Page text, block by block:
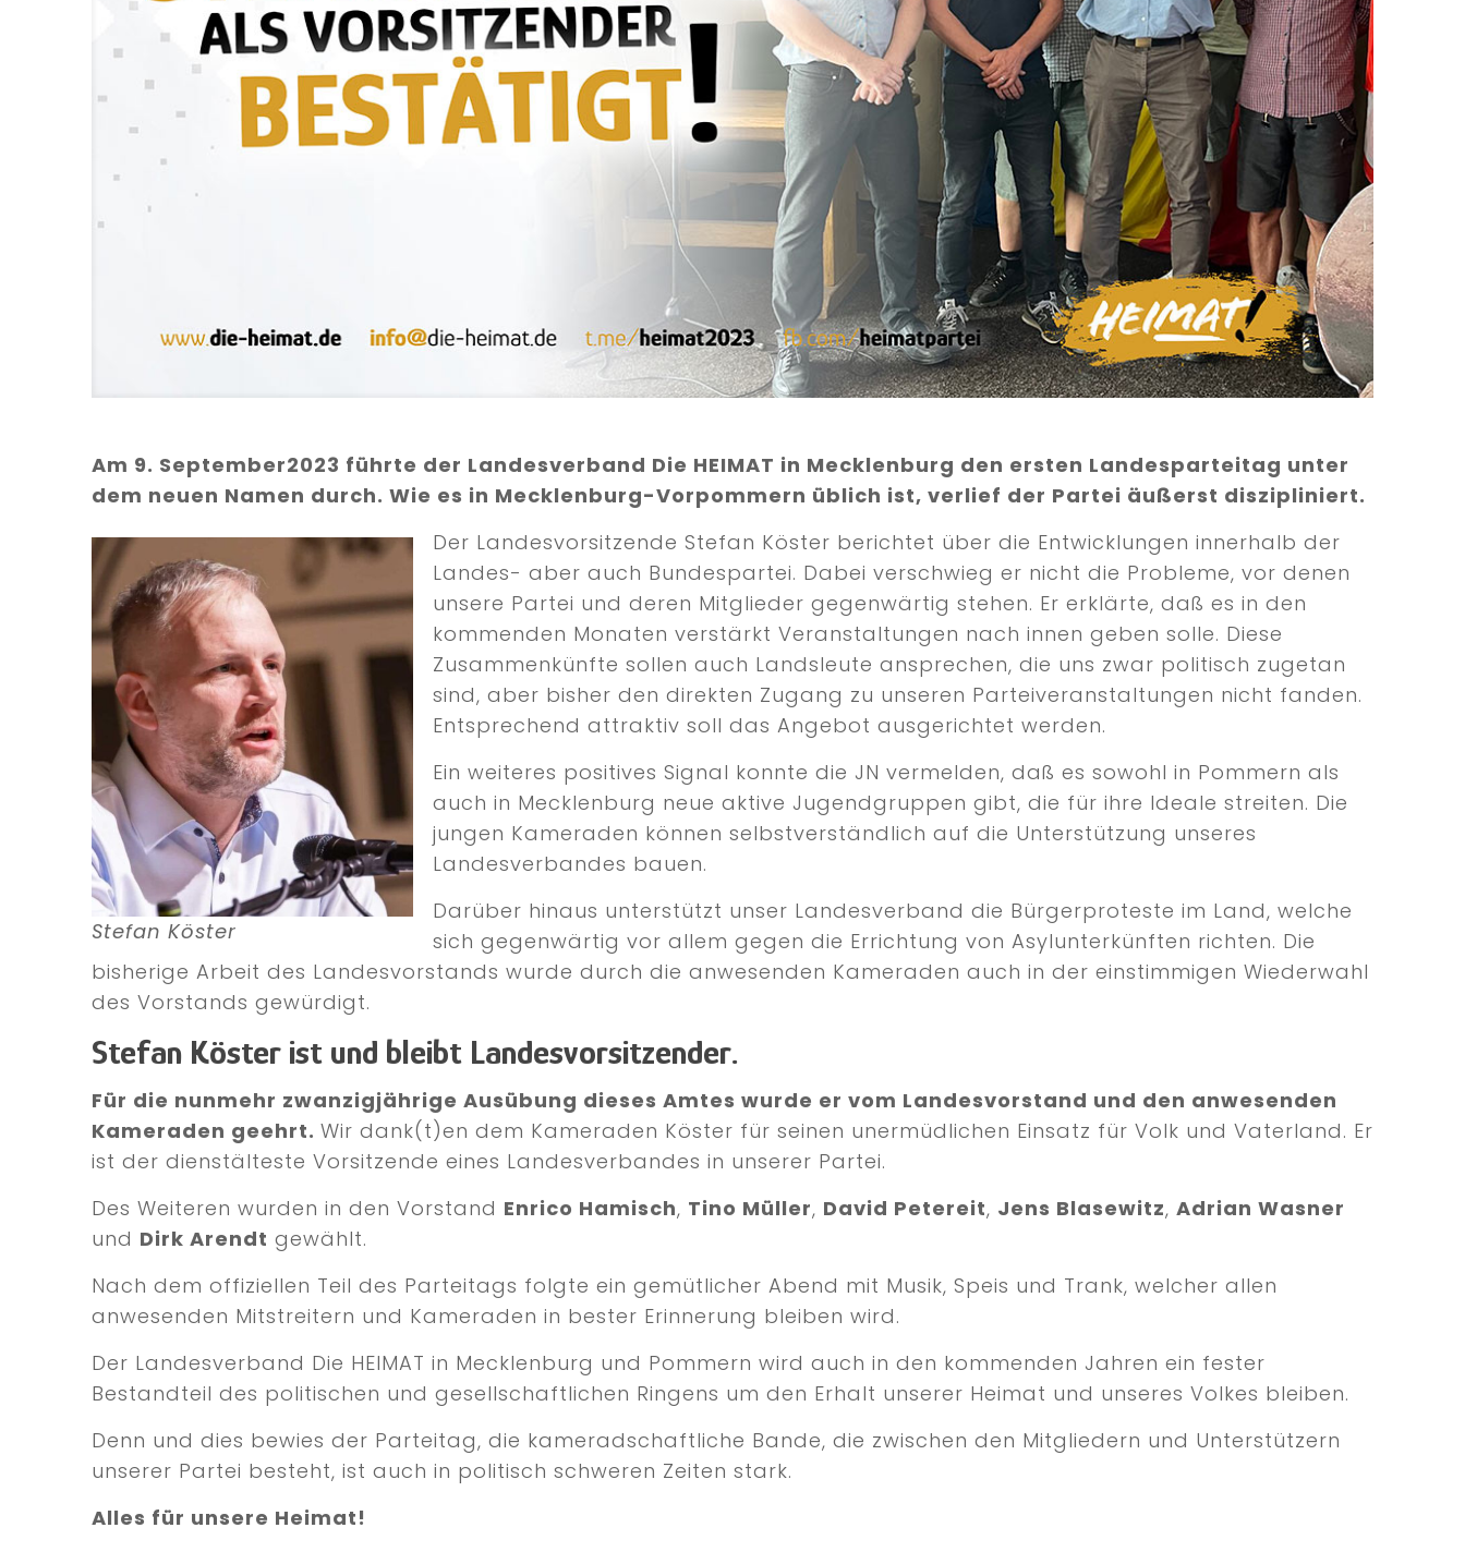
Am 9. September2023 führte der Landesverband Die HEIMAT in Mecklenburg den ersten Landesparteitag unter
dem neuen Namen durch. Wie es in Mecklenburg-Vorpommern üblich ist, verlief der Partei äußerst diszipliniert.
Stefan Köster
Der Landesvorsitzende Stefan Köster berichtet über die Entwicklungen innerhalb der
Landes- aber auch Bundespartei. Dabei verschwieg er nicht die Probleme, vor denen
unsere Partei und deren Mitglieder gegenwärtig stehen. Er erklärte, daß es in den
kommenden Monaten verstärkt Veranstaltungen nach innen geben solle. Diese
Zusammenkünfte sollen auch Landsleute ansprechen, die uns zwar politisch zugetan
sind, aber bisher den direkten Zugang zu unseren Parteiveranstaltungen nicht fanden.
Entsprechend attraktiv soll das Angebot ausgerichtet werden.
Ein weiteres positives Signal konnte die JN vermelden, daß es sowohl in Pommern als
auch in Mecklenburg neue aktive Jugendgruppen gibt, die für ihre Ideale streiten. Die
jungen Kameraden können selbstverständlich auf die Unterstützung unseres
Landesverbandes bauen.
Darüber hinaus unterstützt unser Landesverband die Bürgerproteste im Land, welche
sich gegenwärtig vor allem gegen die Errichtung von Asylunterkünften richten. Die
bisherige Arbeit des Landesvorstands wurde durch die anwesenden Kameraden auch in der einstimmigen Wiederwahl
des Vorstands gewürdigt.
Stefan Köster ist und bleibt Landesvorsitzender.
Für die nunmehr zwanzigjährige Ausübung dieses Amtes wurde er vom Landesvorstand und den anwesenden
Kameraden geehrt. Wir dank(t)en dem Kameraden Köster für seinen unermüdlichen Einsatz für Volk und Vaterland. Er
ist der dienstälteste Vorsitzende eines Landesverbandes in unserer Partei.
Des Weiteren wurden in den Vorstand Enrico Hamisch, Tino Müller, David Petereit, Jens Blasewitz, Adrian Wasner
und Dirk Arendt gewählt.
Nach dem offiziellen Teil des Parteitags folgte ein gemütlicher Abend mit Musik, Speis und Trank, welcher allen
anwesenden Mitstreitern und Kameraden in bester Erinnerung bleiben wird.
Der Landesverband Die HEIMAT in Mecklenburg und Pommern wird auch in den kommenden Jahren ein fester
Bestandteil des politischen und gesellschaftlichen Ringens um den Erhalt unserer Heimat und unseres Volkes bleiben.
Denn und dies bewies der Parteitag, die kameradschaftliche Bande, die zwischen den Mitgliedern und Unterstützern
unserer Partei besteht, ist auch in politisch schweren Zeiten stark.
Alles für unsere Heimat!